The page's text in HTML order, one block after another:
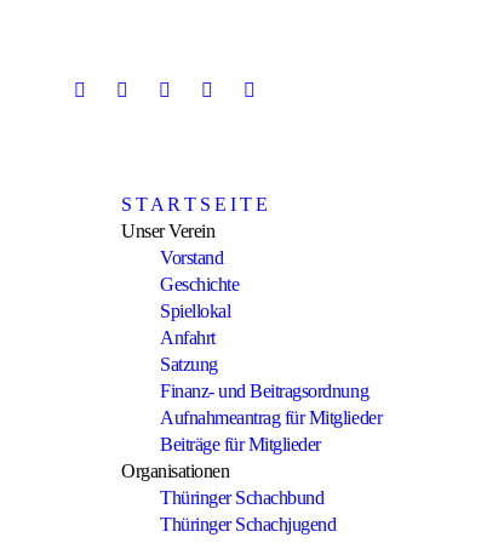
S T A R T S E I T E
Unser Verein
Vorstand
Geschichte
Spiellokal
Anfahrt
Satzung
Finanz- und Beitragsordnung
Aufnahmeantrag für Mitglieder
Beiträge für Mitglieder
Organisationen
Thüringer Schachbund
Thüringer Schachjugend